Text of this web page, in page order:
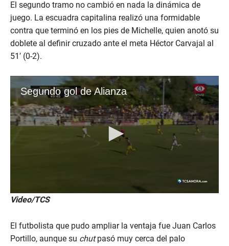
El segundo tramo no cambió en nada la dinámica de
juego. La escuadra capitalina realizó una formidable
contra que terminó en los pies de Michelle, quien anotó su
doblete al definir cruzado ante el meta Héctor Carvajal al
51′ (0-2).
Video/TCS
El futbolista que pudo ampliar la ventaja fue Juan Carlos
Portillo, aunque su chutpasó muy cerca del palo